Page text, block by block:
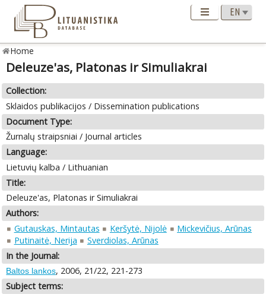
Home
Deleuze'as, Platonas ir Simuliakrai
Collection:
Sklaidos publikacijos / Dissemination publications
Document Type:
Žurnalų straipsniai / Journal articles
Language:
Lietuvių kalba / Lithuanian
Title:
Deleuze'as, Platonas ir Simuliakrai
Authors:
Gutauskas, Mintautas
Keršytė, Nijolė
Mickevičius, Arūnas
Putinaitė, Nerija
Sverdiolas, Arūnas
In the Journal:
Baltos lankos, 2006, 21/22, 221-273
Subject terms: